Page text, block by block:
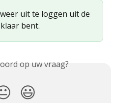
uit te loggen uit de
bent.
op uw vraag?
😃